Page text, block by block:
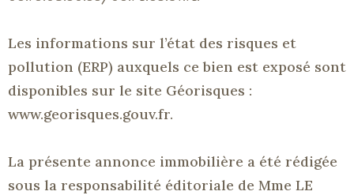
Les informations sur l’état des risques et
pollution (ERP) auxquels ce bien est exposé sont
disponibles sur le site Géorisques :
www.georisques.gouv.fr.
La présente annonce immobilière a été rédigée
sous la responsabilité éditoriale de Mme LE